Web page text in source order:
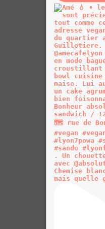
Chemise
mais quelle